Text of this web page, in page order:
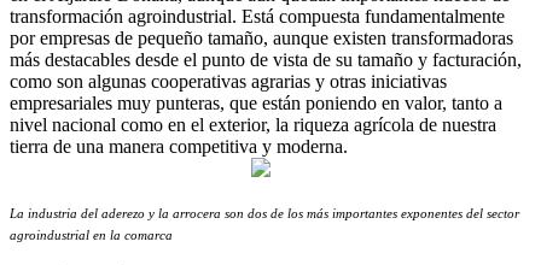
transformación agroindustrial. Está compuesta fundamentalmente
por empresas de pequeño tamaño, aunque existen transformadoras
más destacables desde el punto de vista de su tamaño y facturación,
como son algunas cooperativas agrarias y otras iniciativas
empresariales muy punteras, que están poniendo en valor, tanto a
nivel nacional como en el exterior, la riqueza agrícola de nuestra
tierra de una manera competitiva y moderna.
La industria del aderezo y la arrocera son dos de los más importantes exponentes del sector
agroindustrial en la comarca